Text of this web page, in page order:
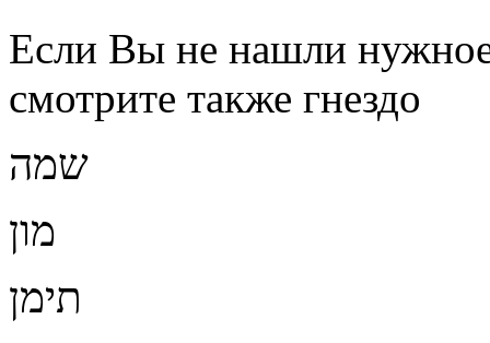
Если Вы не нашли нужное
смотрите также гнездо
שמה
מון
תימן